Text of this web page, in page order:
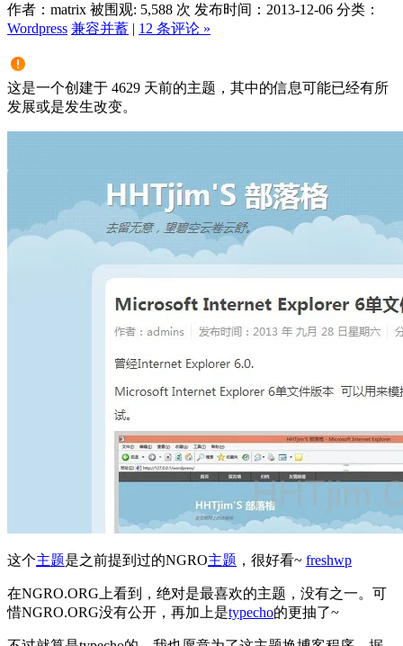
作者：matrix 被围观: 5,588 次 发布时间：2013-12-06 分类：
Wordpress 兼容并蓄 | 12 条评论 »
这是一个创建于 4629 天前的主题，其中的信息可能已经有所
发展或是发生改变。
这个主题是之前提到过的NGRO主题 ，很好看~ freshwp
在NGRO.ORG上看到，绝对是最喜欢的主题，没有之一。可
惜NGRO.ORG没有公开，再加上是typecho的更抽了~